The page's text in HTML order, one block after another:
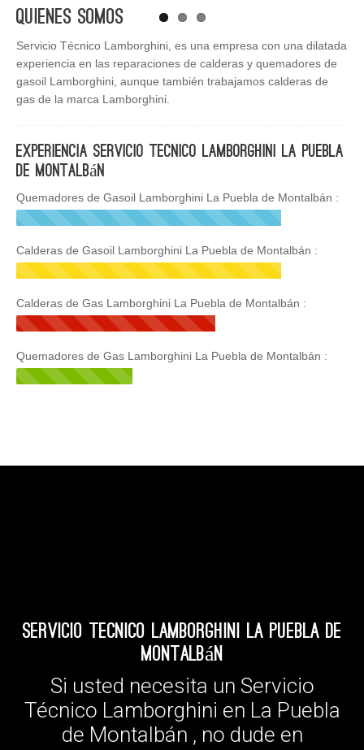
Quienes Somos
Servicio Técnico Lamborghini, es una empresa con una dilatada
experiencia en las reparaciones de calderas y quemadores de
gasoil Lamborghini, aunque también trabajamos calderas de
gas de la marca Lamborghini.
Experiencia Servicio Tecnico Lamborghini La Puebla
de Montalbán
Quemadores de Gasoil Lamborghini La Puebla de Montalbán :
Calderas de Gasoil Lamborghini La Puebla de Montalbán :
Calderas de Gas Lamborghini La Puebla de Montalbán :
Quemadores de Gas Lamborghini La Puebla de Montalbán :
Servicio Tecnico Lamborghini La Puebla de
Montalbán
Si usted necesita un Servicio
Técnico Lamborghini en La Puebla
de Montalbán , no dude en